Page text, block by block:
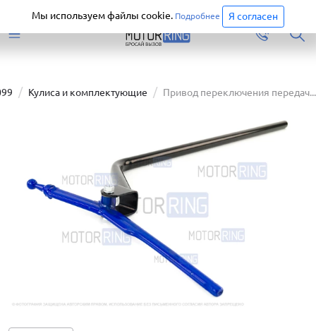
Перейти
Кулиса и комплектующие Привод переключения передач...
Мы используем файлы cookie. Подробнее Я согласен